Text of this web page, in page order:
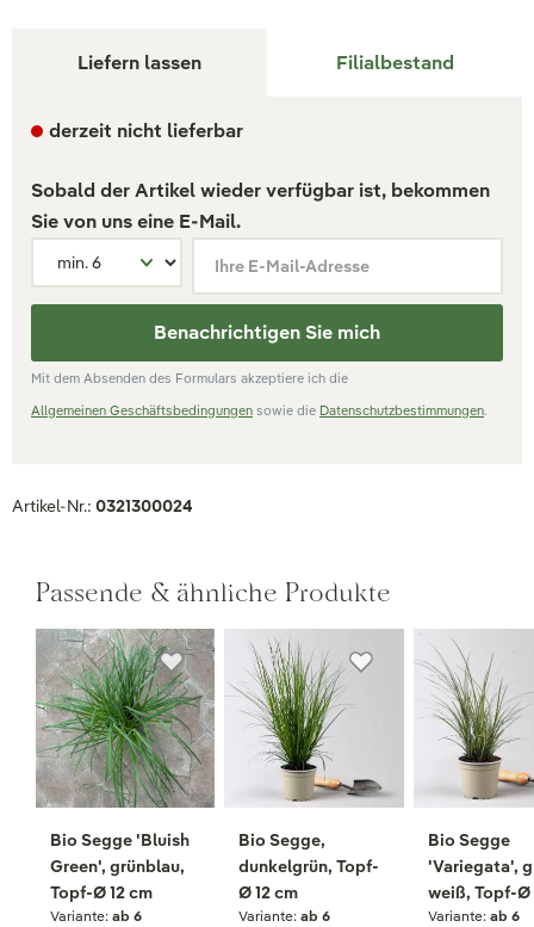
Liefern lassen Filialbestand
derzeit nicht lieferbar
Sobald der Artikel wieder verfügbar ist, bekommen
Sie von uns eine E-Mail.
Ihre E-Mail-Adresse
Benachrichtigen Sie mich
Mit dem Absenden des Formulars akzeptiere ich die
Allgemeinen Geschäftsbedingungen sowie die Datenschutzbestimmungen.
Artikel-Nr.: 0321300024
Passende & ähnliche Produkte
Bio Segge 'Bluish
Green', grünblau,
Topf-Ø 12 cm
Variante: ab 6
Bio Segge,
dunkelgrün, Topf-
Ø 12 cm
Variante:ab 6
Bio Segge
'Variegata',
weiß, Topf-Ø
Variante: ab 6